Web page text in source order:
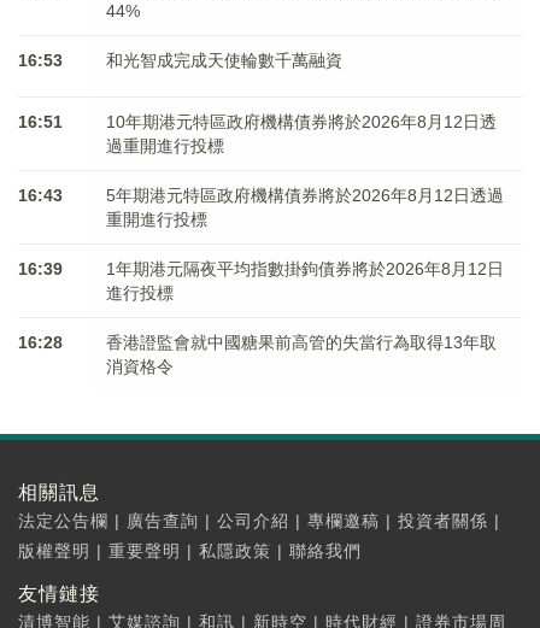
44%
16:53 和光智成完成天使輪數千萬融資
16:51
10年期港元特區政府機構債券將於2026年8月12日透
過重開進行投標
16:43
5年期港元特區政府機構債券將於2026年8月12日透過
重開進行投標
16:39
1年期港元隔夜平均指數掛鉤債券將於2026年8月12日
進行投標
16:28
香港證監會就中國糖果前高管的失當行為取得13年取
消資格令
相關訊息
法定公告欄 | 廣告查詢 | 公司介紹 | 專欄邀稿 | 投資者關係 |
版權聲明 | 重要聲明 | 私隱政策 | 聯絡我們
友情鏈接
清博智能 | 艾媒諮詢 | 和訊 | 新時空 | 時代財經 | 證券市場周